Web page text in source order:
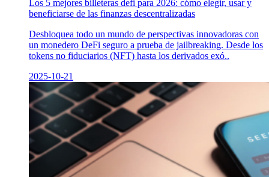
Los 5 mejores billeteras defi para 2026: cómo elegir, usar y
beneficiarse de las finanzas descentralizadas
Desbloquea todo un mundo de perspectivas innovadoras con
un monedero DeFi seguro a prueba de jailbreaking. Desde los
tokens no fiduciarios (NFT) hasta los derivados exó..
2025-10-21